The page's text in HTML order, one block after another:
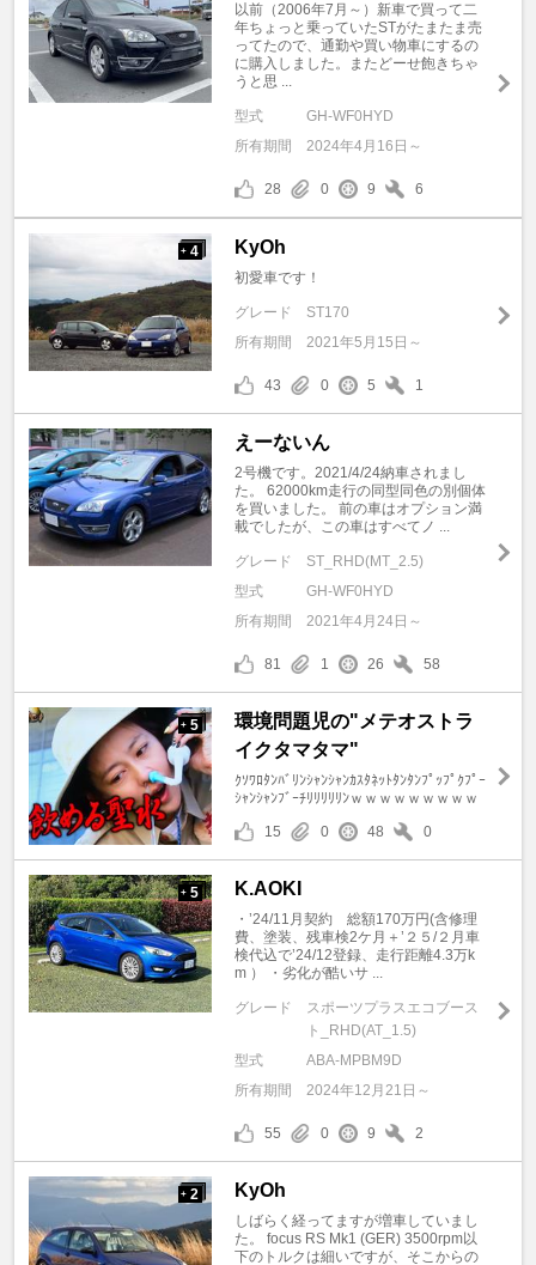
以前（2006年7月～）新車で買って二
年ちょっと乗っていたSTがたまたま売
ってたので、通勤や買い物車にするの
に購入しました。またどーせ飽きちゃ
うと思 ...
型式
GH-WF0HYD
所有期間
2024年4月16日～
28 0 9 6
+ 4 KyOh
初愛車です！
グレード
ST170
所有期間
2021年5月15日～
43 0 5 1
えーないん
2号機です。2021/4/24納車されまし
た。 62000km走行の同型同色の別個体
を買いました。 前の車はオプション満
載でしたが、この車はすべてノ ...
グレード
ST_RHD(MT_2.5)
型式
GH-WF0HYD
所有期間
2021年4月24日～
81 1 26 58
+ 5
環境問題児の"メテオストラ
イクタマタマ"
ｸｿﾜﾛﾀﾝﾊﾞﾘﾝｼｬﾝｼｬﾝｶｽﾀﾈｯﾄﾀﾝﾀﾝﾌﾟｯﾌﾟｸﾌﾟｰ
ｼｬﾝｼｬﾝﾌﾞｰﾁﾘﾘﾘﾘﾘﾝｗｗｗｗｗｗｗｗｗ
15
0 48 0
+ 5 K.AOKI
・’24/11月契約 総額170万円(含修理
費、塗装、残車検2ケ月＋’２５/２月車
検代込で’24/12登録、走行距離4.3万k
m ） ・劣化が酷いサ ...
グレード
スポーツプラスエコブース
ト_RHD(AT_1.5)
型式
ABA-MPBM9D
所有期間
2024年12月21日～
55 0 9 2
+ 2 KyOh
しばらく経ってますが増車していまし
た。 focus RS Mk1 (GER) 3500rpm以
下のトルクは細いですが、そこからの